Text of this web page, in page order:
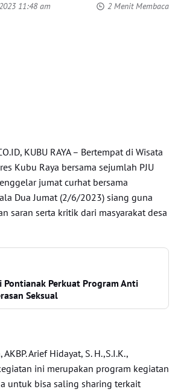
11:48 am 2 Menit Membaca
KUBU RAYA – Bertempat di Wisata
Kubu Raya bersama sejumlah PJU
jumat curhat bersama
Dua Jumat (2/6/2023) siang guna
saran serta kritik dari masyarakat desa
Pontianak Perkuat Program Anti
Seksual
Arief Hidayat, S. H.,S.I.K.,
ini merupakan program kegiatan
untuk bisa saling sharing terkait